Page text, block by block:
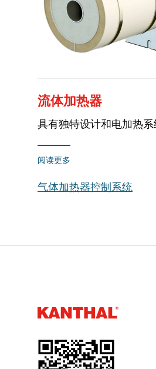
流体加热器
具有独特设计和电加热系
阅读更多
气体加热器控制系统
Kanthal®